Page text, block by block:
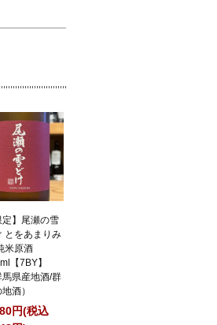
定】尾瀬の雪
とをあまりみ
米原酒
【7BY】
馬県産地酒/群
酒）
円(税込